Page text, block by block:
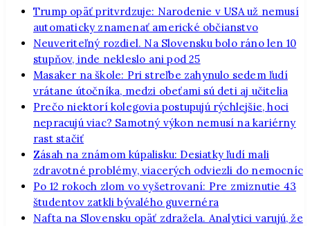
Trump opäť pritvrdzuje: Narodenie v USA už nemusí
automaticky znamenať americké občianstvo
Neuveriteľný rozdiel. Na Slovensku bolo ráno len 10
stupňov, inde nekleslo ani pod 25
Masaker na škole: Pri streľbe zahynulo sedem ľudí
vrátane útočníka, medzi obeťami sú deti aj učitelia
Prečo niektorí kolegovia postupujú rýchlejšie, hoci
nepracujú viac? Samotný výkon nemusí na kariérny
rast stačiť
Zásah na známom kúpalisku: Desiatky ľudí mali
zdravotné problémy, viacerých odviezli do nemocníc
Po 12 rokoch zlom vo vyšetrovaní: Pre zmiznutie 43
študentov zatkli bývalého guvernéra
Nafta na Slovensku opäť zdražela. Analytici varujú, že